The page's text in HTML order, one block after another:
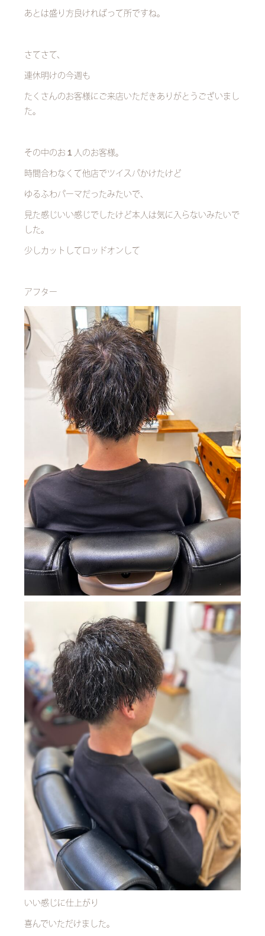
あとは盛り方良ければって所ですね。
さてさて、
連休明けの今週も
たくさんのお客様にご来店いただきありがとうございまし
た。
その中のお１人のお客様。
時間合わなくて他店でツイスパかけたけど
ゆるふわパーマだったみたいで、
見た感じいい感じでしたけど本人は気に入らないみたいで
した。
少しカットしてロッドオンして
アフター
いい感じに仕上がり
喜んでいただけました。